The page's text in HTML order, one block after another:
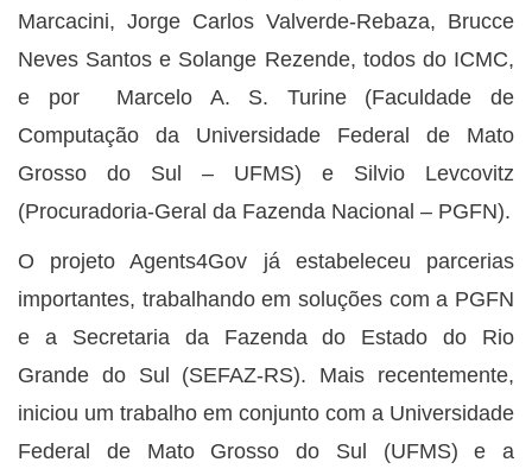
Marcacini, Jorge Carlos Valverde-Rebaza, Brucce
Neves Santos e Solange Rezende, todos do ICMC,
e por Marcelo A. S. Turine (Faculdade de
Computação da Universidade Federal de Mato
Grosso do Sul – UFMS) e Silvio Levcovitz
(Procuradoria-Geral da Fazenda Nacional – PGFN).
O projeto Agents4Gov já estabeleceu parcerias
importantes, trabalhando em soluções com a PGFN
e a Secretaria da Fazenda do Estado do Rio
Grande do Sul (SEFAZ-RS). Mais recentemente,
iniciou um trabalho em conjunto com a Universidade
Federal de Mato Grosso do Sul (UFMS) e a